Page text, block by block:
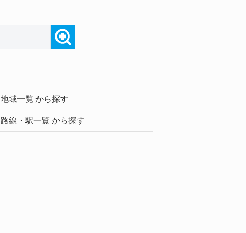
地域一覧 から探す
路線・駅一覧 から探す